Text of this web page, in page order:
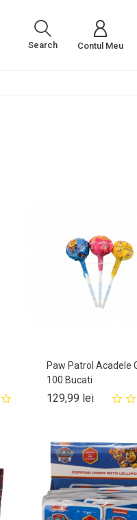
Search Contul Meu
Paw Patrol Acadele
100 Bucati
129,99 leiPret